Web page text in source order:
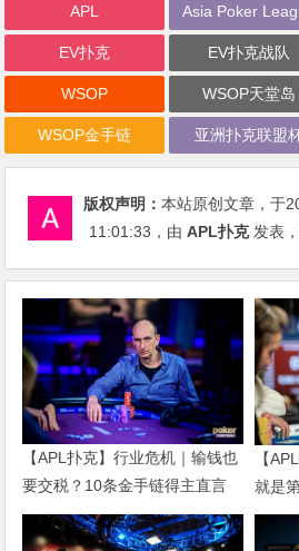
APL Asia Poker
EV扑克 EV扑克战队
WSOP WSOP天堂岛
WSOP金手链 亚洲扑克联盟
版权声明：本站原创文章，于
11:01:33 ，由APL扑克发表，
【APL扑克】行业危机｜输钱也
要交税？10条金手链得主直言
“扛不住”，主动砍掉四分之三比
赛
【
就是
但全